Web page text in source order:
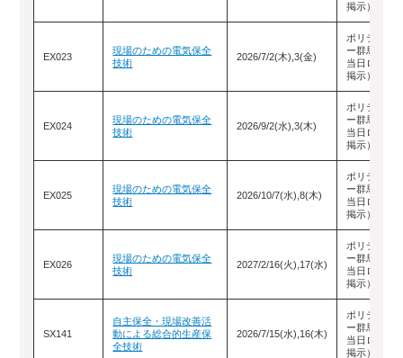
掲示）
EX023
現場のための電気保全
技術
2026/7/2(木),3(金)
ポリテクセ
ー群馬（教
当日ロビー
掲示）
EX024
現場のための電気保全
技術
2026/9/2(水),3(木)
ポリテクセ
ー群馬（教
当日ロビー
掲示）
EX025
現場のための電気保全
技術
2026/10/7(水),8(木)
ポリテクセ
ー群馬（教
当日ロビー
掲示）
EX026
現場のための電気保全
技術
2027/2/16(火),17(水)
ポリテクセ
ー群馬（教
当日ロビー
掲示）
SX141
自主保全・現場改善活
動による総合的生産保
全技術
2026/7/15(水),16(木)
ポリテクセ
ー群馬（教
当日ロビー
掲示）